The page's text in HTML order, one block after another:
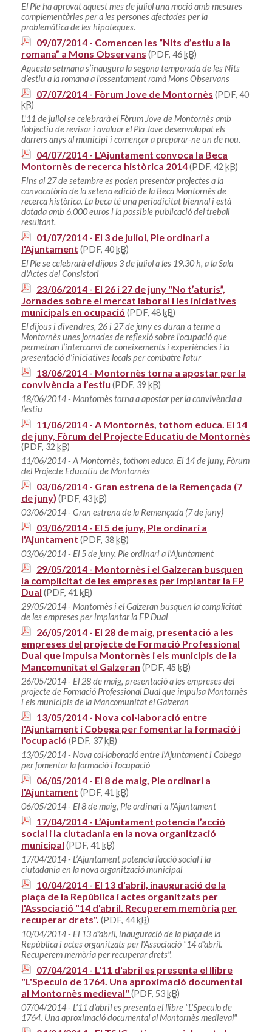
El Ple ha aprovat aquest mes de juliol una moció amb mesures
complementàries per a les persones afectades per la
problemàtica de les hipoteques.
09/07/2014 - Comencen les “Nits d’estiu a la
romana” a Mons Observans (PDF, 46kB)
Aquesta setmana s’inaugura la segona temporada de les Nits
d’estiu a la romana a l’assentament romà Mons Observans
07/07/2014 - Fòrum Jove de Montornès (PDF, 40
kB)
L’11 de juliol se celebrarà el Fòrum Jove de Montornès amb
l’objectiu de revisar i avaluar el Pla Jove desenvolupat els
darrers anys al municipi i començar a preparar-ne un de nou.
04/07/2014 - L'Ajuntament convoca la Beca
Montornès de recerca històrica 2014(PDF, 42 kB)
Fins al 27 de setembre es poden presentar projectes a la
convocatòria de la setena edició de la Beca Montornès de
recerca històrica. La beca té una periodicitat biennal i està
dotada amb 6.000 euros i la possible publicació del treball
resultant.
01/07/2014 - El 3 de juliol, Ple ordinari a
l'Ajuntament (PDF, 40kB)
El Ple se celebrarà el dijous 3 de juliol a les 19.30 h, a la Sala
d'Actes del Consistori
23/06/2014 - El 26 i 27 de juny "No t’aturis”,
Jornades sobre el mercat laboral i les iniciatives
municipals en ocupació (PDF, 48kB)
El dijous i divendres, 26 i 27 de juny es duran a terme a
Montornès unes jornades de reflexió sobre l’ocupació que
permetran l’intercanvi de coneixements i experiències i la
presentació d’iniciatives locals per combatre l’atur
18/06/2014 - Montornès torna a apostar per la
convivència a l’estiu (PDF, 39 kB)
18/06/2014 - Montornès torna a apostar per la convivència a
l’estiu
11/06/2014 - A Montornès, tothom educa. El 14
de juny, Fòrum del Projecte Educatiu de Montornès
(PDF, 32 kB)
11/06/2014 - A Montornès, tothom educa. El 14 de juny, Fòrum
del Projecte Educatiu de Montornès
03/06/2014 - Gran estrena de la Remençada (7
de juny) (PDF, 43kB)
03/06/2014 - Gran estrena de la Remençada (7 de juny)
03/06/2014 - El 5 de juny, Ple ordinari a
l'Ajuntament (PDF, 38kB)
03/06/2014 - El 5 de juny, Ple ordinari a l'Ajuntament
29/05/2014 - Montornès i el Galzeran busquen
la complicitat de les empreses per implantar la FP
Dual (PDF, 41 kB)
29/05/2014 - Montornès i el Galzeran busquen la complicitat
de les empreses per implantar la FP Dual
26/05/2014 - El 28 de maig, presentació a les
empreses del projecte de Formació Professional
Dual que impulsa Montornès i els municipis de la
Mancomunitat el Galzeran (PDF, 45 kB)
26/05/2014 - El 28 de maig, presentació a les empreses del
projecte de Formació Professional Dual que impulsa Montornès
i els municipis de la Mancomunitat el Galzeran
13/05/2014 - Nova col·laboració entre
l'Ajuntament i Cobega per fomentar la formació i
l'ocupació (PDF, 37kB)
13/05/2014 - Nova col·laboració entre l'Ajuntament i Cobega
per fomentar la formació i l'ocupació
06/05/2014 - El 8 de maig, Ple ordinari a
l'Ajuntament (PDF, 41 kB)
06/05/2014 - El 8 de maig, Ple ordinari a l'Ajuntament
17/04/2014 - L’Ajuntament potencia l’acció
social i la ciutadania en la nova organització
municipal (PDF, 41 kB)
17/04/2014 - L’Ajuntament potencia l’acció social i la
ciutadania en la nova organització municipal
10/04/2014 - El 13 d'abril, inauguració de la
plaça de la República i actes organitzats per
l'Associació "14 d'abril. Recuperem memòria per
recuperar drets". (PDF, 44kB)
10/04/2014 - El 13 d'abril, inauguració de la plaça de la
República i actes organitzats per l'Associació "14 d'abril.
Recuperem memòria per recuperar drets".
07/04/2014 - L'11 d'abril es presenta el llibre
"L'Speculo de 1764. Una aproximació documental
al Montornès medieval" (PDF, 53kB)
07/04/2014 - L'11 d'abril es presenta el llibre "L'Speculo de
1764. Una aproximació documental al Montornès medieval"